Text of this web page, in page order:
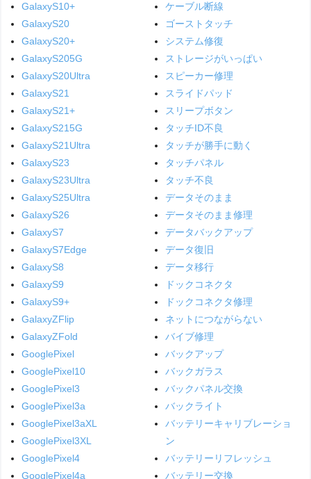
GalaxyS10+
GalaxyS20
GalaxyS20+
GalaxyS205G
GalaxyS20Ultra
GalaxyS21
GalaxyS21+
GalaxyS215G
GalaxyS21Ultra
GalaxyS23
GalaxyS23Ultra
GalaxyS25Ultra
GalaxyS26
GalaxyS7
GalaxyS7Edge
GalaxyS8
GalaxyS9
GalaxyS9+
GalaxyZFlip
GalaxyZFold
GooglePixel
GooglePixel10
GooglePixel3
GooglePixel3a
GooglePixel3aXL
GooglePixel3XL
GooglePixel4
GooglePixel4a
ケーブル断線
ゴーストタッチ
システム修復
ストレージがいっぱい
スピーカー修理
スライドパッド
スリープボタン
タッチID不良
タッチが勝手に動く
タッチパネル
タッチ不良
データそのまま
データそのまま修理
データバックアップ
データ復旧
データ移行
ドックコネクタ
ドックコネクタ修理
ネットにつながらない
バイブ修理
バックアップ
バックガラス
バックパネル交換
バックライト
バッテリーキャリブレーショ
ン
バッテリーリフレッシュ
バッテリー交換